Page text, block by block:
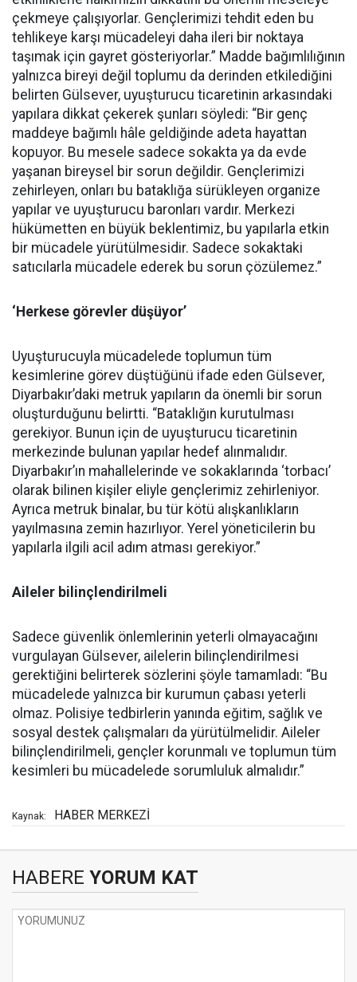
çekmeye çalışıyorlar. Gençlerimizi tehdit eden bu
tehlikeye karşı mücadeleyi daha ileri bir noktaya
taşımak için gayret gösteriyorlar.” Madde bağımlılığının
yalnızca bireyi değil toplumu da derinden etkilediğini
belirten Gülsever, uyuşturucu ticaretinin arkasındaki
yapılara dikkat çekerek şunları söyledi: “Bir genç
maddeye bağımlı hâle geldiğinde adeta hayattan
kopuyor. Bu mesele sadece sokakta ya da evde
yaşanan bireysel bir sorun değildir. Gençlerimizi
zehirleyen, onları bu bataklığa sürükleyen organize
yapılar ve uyuşturucu baronları vardır. Merkezi
hükümetten en büyük beklentimiz, bu yapılarla etkin
bir mücadele yürütülmesidir. Sadece sokaktaki
satıcılarla mücadele ederek bu sorun çözülemez.”
‘Herkese görevler düşüyor’
Uyuşturucuyla mücadelede toplumun tüm
kesimlerine görev düştüğünü ifade eden Gülsever,
Diyarbakır’daki metruk yapıların da önemli bir sorun
oluşturduğunu belirtti. “Bataklığın kurutulması
gerekiyor. Bunun için de uyuşturucu ticaretinin
merkezinde bulunan yapılar hedef alınmalıdır.
Diyarbakır’ın mahallelerinde ve sokaklarında ‘torbacı’
olarak bilinen kişiler eliyle gençlerimiz zehirleniyor.
Ayrıca metruk binalar, bu tür kötü alışkanlıkların
yayılmasına zemin hazırlıyor. Yerel yöneticilerin bu
yapılarla ilgili acil adım atması gerekiyor.”
Aileler bilinçlendirilmeli
Sadece güvenlik önlemlerinin yeterli olmayacağını
vurgulayan Gülsever, ailelerin bilinçlendirilmesi
gerektiğini belirterek sözlerini şöyle tamamladı: “Bu
mücadelede yalnızca bir kurumun çabası yeterli
olmaz. Polisiye tedbirlerin yanında eğitim, sağlık ve
sosyal destek çalışmaları da yürütülmelidir. Aileler
bilinçlendirilmeli, gençler korunmalı ve toplumun tüm
kesimleri bu mücadelede sorumluluk almalıdır.”
Kaynak: HABER MERKEZİ
HABERE YORUM KAT